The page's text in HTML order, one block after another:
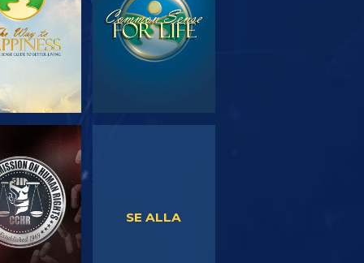
TITTA
SE ALLA